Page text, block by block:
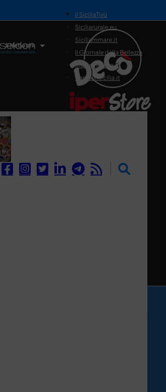
Il Network
il SiciliaTivù
Siciliarurale.eu
Siciliammare.it
Il Giornale della Bellezza
Siciliamedica.it
Sanitainsicilia.it